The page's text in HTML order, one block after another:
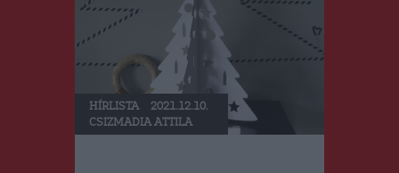
RO
HÍRLISTA
2021.12.10.
CSIZMADIA ATTILA